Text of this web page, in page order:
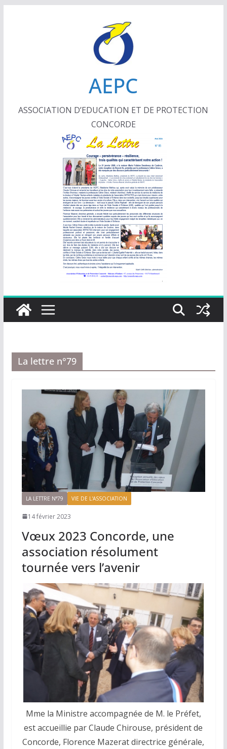
AEPC
ASSOCIATION D’EDUCATION ET DE PROTECTION
CONCORDE
La lettre n°79
LA LETTRE N°79 VIE DE L'ASSOCIATION
14 février 2023
Vœux 2023 Concorde, une
association résolument
tournée vers l’avenir
Mme la Ministre accompagnée de M. le Préfet,
est accueillie par Claude Chirouse, président de
Concorde, Florence Mazerat directrice générale,